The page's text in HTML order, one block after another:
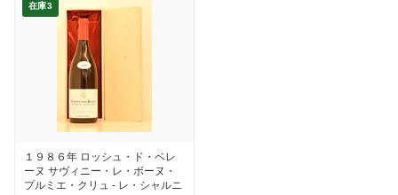
在庫3
１９８６年 ロッシュ・ド・ベレ
ーヌ サヴィニー・レ・ボーヌ・
プルミエ・クリュ - レ・シャルニ